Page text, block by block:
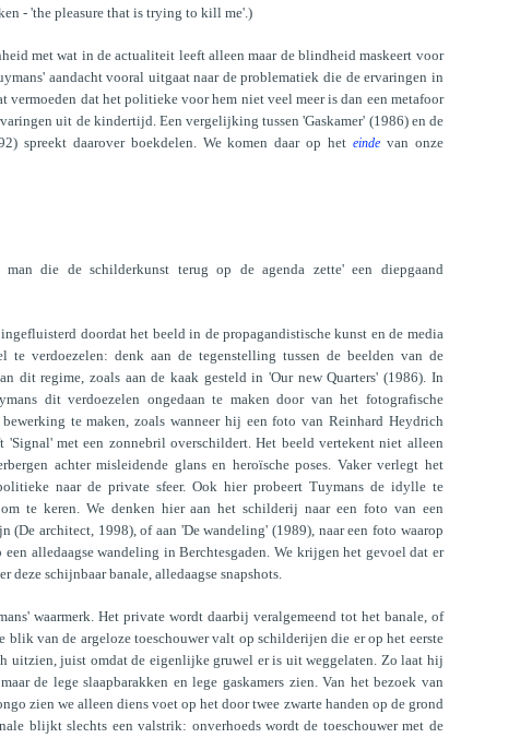
- 'the pleasure that is trying to kill me'.)
met wat in de actualiteit leeft alleen maar de blindheid maskeert voor
aandacht vooral uitgaat naar de problematiek die de ervaringen in
dat het politieke voor hem niet veel meer is dan een metafoor
uit de kindertijd. Een vergelijking tussen 'Gaskamer' (1986) en de
spreekt daarover boekdelen. We komen daar op heteinde van onze
man die de schilderkunst terug op de agenda zette' een diepgaand
doordat het beeld in de propagandistische kunst en de media
te verdoezelen: denk aan de tegenstelling tussen de beelden van de
dit regime, zoals aan de kaak gesteld in 'Our new Quarters' (1986). In
dit verdoezelen ongedaan te maken door van het fotografische
bewerking te maken, zoals wanneer hij een foto van Reinhard Heydrich
met een zonnebril overschildert. Het beeld vertekent niet alleen
achter misleidende glans en heroïsche poses. Vaker verlegt het
naar de private sfeer. Ook hier probeert Tuymans de idylle te
te keren. We denken hier aan het schilderij naar een foto van een
architect, 1998), of aan 'De wandeling' (1989), naar een foto waarop
alledaagse wandeling in Berchtesgaden. We krijgen het gevoel dat er
deze schijnbaar banale, alledaagse snapshots.
waarmerk. Het private wordt daarbij veralgemeend tot het banale, of
blik van de argeloze toeschouwer valt op schilderijen die er op het eerste
uitzien, juist omdat de eigenlijke gruwel er is uit weggelaten. Zo laat hij
de lege slaapbarakken en lege gaskamers zien. Van het bezoek van
zien we alleen diens voet op het door twee zwarte handen op de grond
blijkt slechts een valstrik: onverhoeds wordt de toeschouwer met de